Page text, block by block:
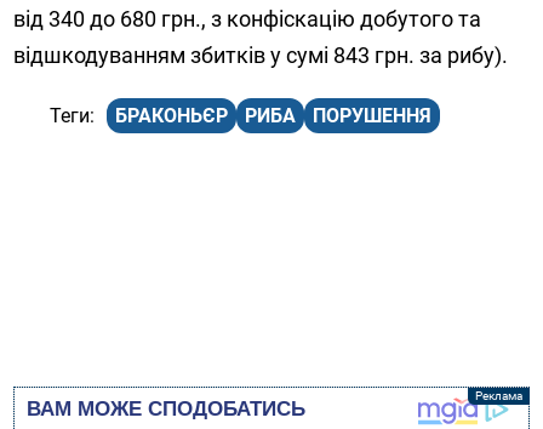
від 340 до 680 грн., з конфіскацію добутого та
відшкодуванням збитків у сумі 843 грн. за рибу).
БРАКОНЬЄР РИБА ПОРУШЕННЯ